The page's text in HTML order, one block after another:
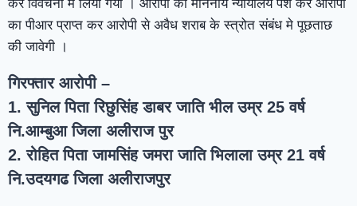
कर विवेचना में लिया गया । आरोपी को माननीय न्यायालय पेश कर आरोपी
का पीआर प्राप्त कर आरोपी से अवैध शराब के स्त्रोत संबंध मे पूछताछ
की जावेगी ।
गिरफ्तार आरोपी –
1. सुनिल पिता रिछुसिंह डाबर जाति भील उम्र 25 वर्ष
नि.आम्बुआ जिला अलीराज पुर
2. रोहित पिता जामसिंह जमरा जाति भिलाला उम्र 21 वर्ष
नि.उदयगढ जिला अलीराजपुर